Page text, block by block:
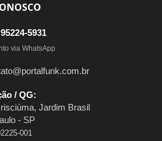
5931
via WhatsApp
/ QG:
Jardim Brasil
- SP
001